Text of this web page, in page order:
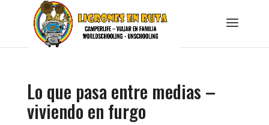
Lo que pasa entre medias –
viviendo en furgo